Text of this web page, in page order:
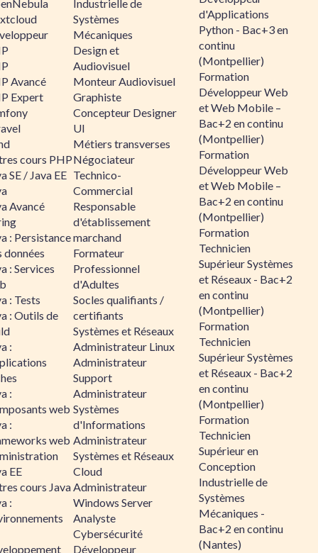
Avancé
Expert
cours PHP
SE / Java EE
Avancé
: Persistance
données
: Services
: Tests
: Outils de
:
:
web
:
web
EE
cours Java
:
Industrielle de
Systèmes
Mécaniques
Design et
Audiovisuel
Monteur Audiovisuel
Graphiste
Concepteur Designer
UI
Métiers transverses
Négociateur
Technico-
Commercial
Responsable
d'établissement
marchand
Formateur
Professionnel
d'Adultes
Socles qualifiants /
certifiants
Systèmes et Réseaux
Administrateur Linux
Administrateur
Support
Administrateur
Systèmes
d'Informations
Administrateur
Systèmes et Réseaux
Cloud
Administrateur
Windows Server
Analyste
Cybersécurité
Développeur
d'Applications
Python - Bac+3 en
continu
(Montpellier)
Formation
Développeur Web
et Web Mobile –
Bac+2 en continu
(Montpellier)
Formation
Développeur Web
et Web Mobile –
Bac+2 en continu
(Montpellier)
Formation
Technicien
Supérieur Systèmes
et Réseaux - Bac+2
en continu
(Montpellier)
Formation
Technicien
Supérieur Systèmes
et Réseaux - Bac+2
en continu
(Montpellier)
Formation
Technicien
Supérieur en
Conception
Industrielle de
Systèmes
Mécaniques -
Bac+2 en continu
(Nantes)